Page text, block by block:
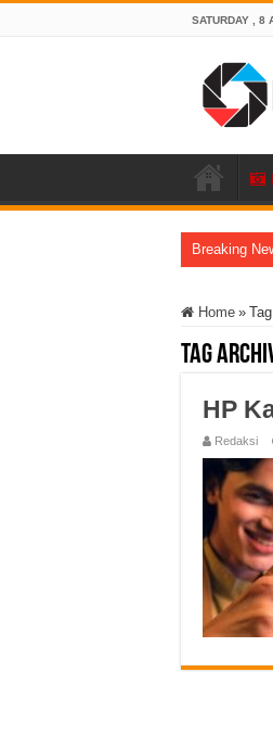
SATURDAY , 8
Breaking
Home »
Tag
HP
Redaksi